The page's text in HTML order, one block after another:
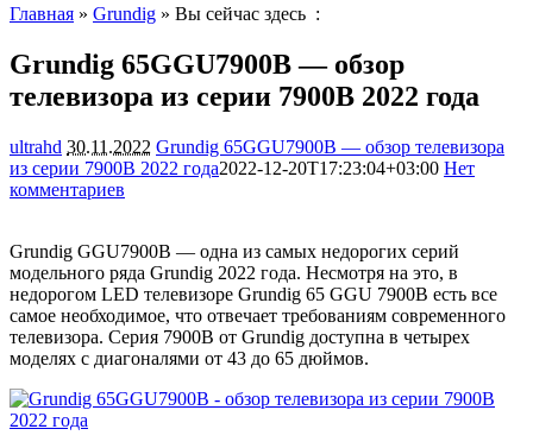
Главная » Grundig » Вы сейчас здесь :
Grundig 65GGU7900B — обзор
телевизора из серии 7900B 2022 года
ultrahd 30.11.2022 Grundig 65GGU7900B — обзор телевизора
из серии 7900B 2022 года2022-12-20T17:23:04+03:00 Нет
комментариев
Grundig GGU7900B — одна из самых недорогих серий
модельного ряда Grundig 2022 года. Несмотря на это, в
недорогом LED телевизоре Grundig 65 GGU 7900B есть все
самое необходимое, что отвечает требованиям современного
телевизора. Серия 7900B от Grundig доступна в четырех
моделях с диагоналями от 43 до 65 дюймов.